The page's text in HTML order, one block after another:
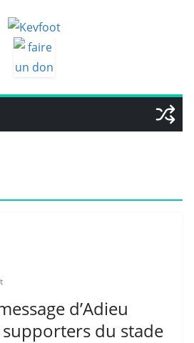
d’Adieu
supporters du stade